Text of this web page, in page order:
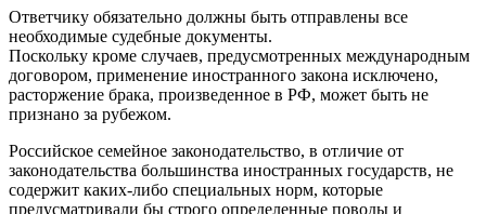
Ответчику обязательно должны быть отправлены все
необходимые судебные документы.
Поскольку кроме случаев, предусмотренных международным
договором, применение иностранного закона исключено,
расторжение брака, произведенное в РФ, может быть не
признано за рубежом.
Российское семейное законодательство, в отличие от
законодательства большинства иностранных государств, не
содержит каких-либо специальных норм, которые
предусматривали бы строго определенные поводы и